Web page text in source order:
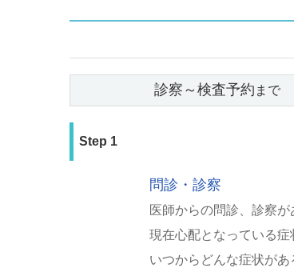
診察～検査予約 まで
Step 1
問診・診察
医師からの問診、診察が
現在心配となっている症
いつからどんな症状があ